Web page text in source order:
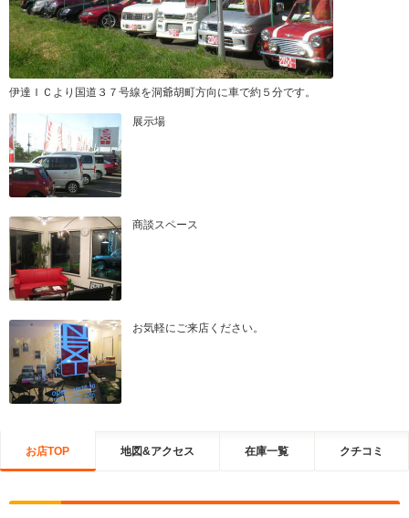
伊達ＩＣより国道３７号線を洞爺胡町方向に車で約５分です。
展示場
商談スペース
お気軽にご来店ください。
お店TOP 地図&アクセス 在庫一覧 クチコミ